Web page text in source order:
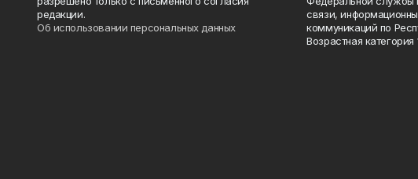
редакции.
Об использовании персональных данных
связи,
коммуникаций по
Возрастная категория